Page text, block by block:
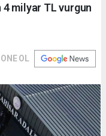
4 milyar TL vurgun
OL